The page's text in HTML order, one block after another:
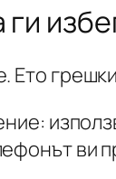
ги
Ето
ви